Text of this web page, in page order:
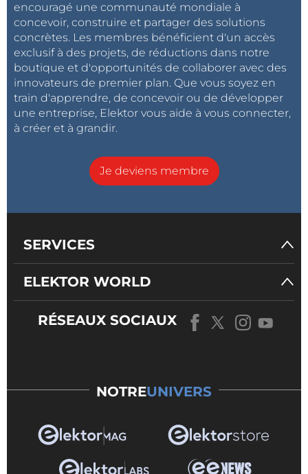
encouragé une communauté mondiale à
concevoir, construire et partager des solutions
concrètes. Les membres bénéficient d'un accès
exclusif à des projets, de réductions dans notre
boutique et d'opportunités de collaborer avec des
innovateurs de premier plan. Que vous soyez en
train d'apprendre, de concevoir ou de développer
une entreprise, Elektor vous aide à vous connecter,
à créer et à grandir.
Je deviens membre
SERVICES
ELEKTOR WORLD
RÉSEAUX SOCIAUX
NOTREUNIVERS